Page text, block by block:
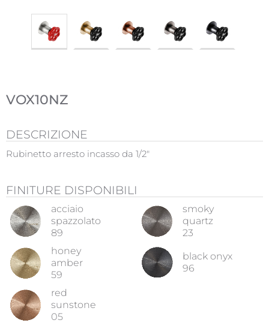
VOX10NZ
DESCRIZIONE
Rubinetto arresto incasso da 1/2"
FINITURE DISPONIBILI
acciaio
spazzolato
89
smoky
quartz
23
honey
amber
59
black onyx
96
red
sunstone
05